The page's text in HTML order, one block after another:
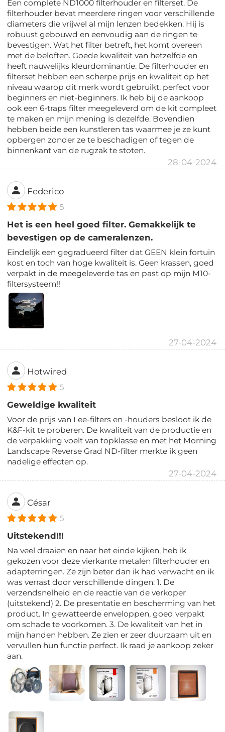
Een complete ND1000 filterhouder en filterset. De
filterhouder bevat meerdere ringen voor verschillende
diameters die vrijwel al mijn lenzen bedekken. Hij is
robuust gebouwd en eenvoudig aan de ringen te
bevestigen. Wat het filter betreft, het komt overeen
met de beloften. Goede kwaliteit van hetzelfde en
heeft nauwelijks kleurdominantie. De filterhouder en
filterset hebben een scherpe prijs en kwaliteit op het
niveau waarop dit merk wordt gebruikt, perfect voor
beginners en niet-beginners. Ik heb bij de aankoop
ook een 6-traps filter meegeleverd om de kit compleet
te maken en mijn mening is dezelfde. Bovendien
hebben beide een kunstleren tas waarmee je ze kunt
opbergen zonder ze te beschadigen of tegen de
binnenkant van de rugzak te stoten.
28-04-2024
Federico
5
Het is een heel goed filter. Gemakkelijk te
bevestigen op de cameralenzen.
Eindelijk een gegradueerd filter dat GEEN klein fortuin
kost en toch van hoge kwaliteit is. Geen krassen, goed
verpakt in de meegeleverde tas en past op mijn M10-
filtersysteem!!
27-04-2024
Hotwired
5
Geweldige kwaliteit
Voor de prijs van Lee-filters en -houders besloot ik de
K&F-kit te proberen. De kwaliteit van de productie en
de verpakking voelt van topklasse en met het Morning
Landscape Reverse Grad ND-filter merkte ik geen
nadelige effecten op.
27-04-2024
César
5
Uitstekend!!!
Na veel draaien en naar het einde kijken, heb ik
gekozen voor deze vierkante metalen filterhouder en
adapterringen. Ze zijn beter dan ik had verwacht en ik
was verrast door verschillende dingen: 1. De
verzendsnelheid en de reactie van de verkoper
(uitstekend) 2. De presentatie en bescherming van het
product. In gewatteerde enveloppen, goed verpakt
om schade te voorkomen. 3. De kwaliteit van het in
mijn handen hebben. Ze zien er zeer duurzaam uit en
vervullen hun functie perfect. Ik raad je aankoop zeker
aan.